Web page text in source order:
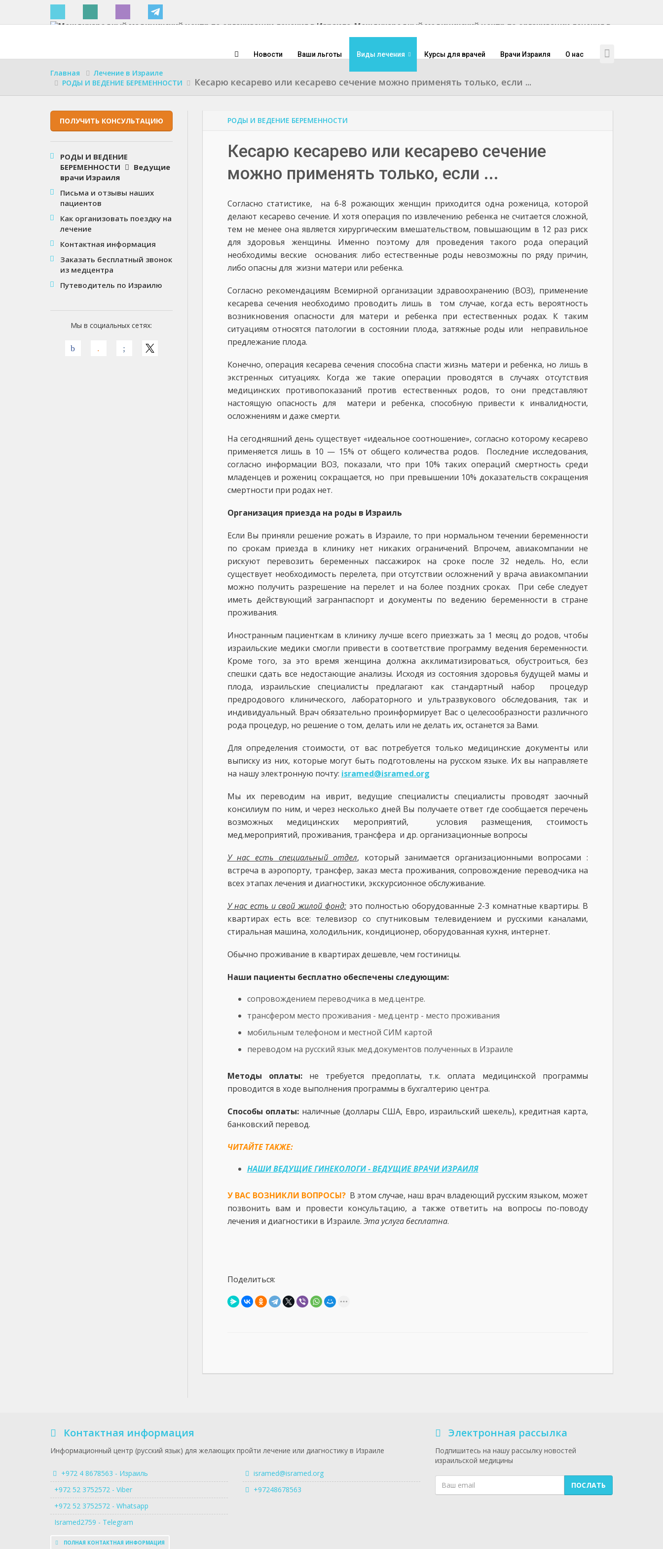
Международный медицинский центр по организации лечения в
Новости Ваши льготы Виды лечения Курсы для врачей Врачи Израиля О нас
Главная
Лечение в Израиле
РОДЫ И ВЕДЕНИЕ БЕРЕМЕННОСТИ
Кесарю кесарево или кесарево сечение можно применять только, если ...
ПОЛУЧИТЬ КОНСУЛЬТАЦИЮ
РОДЫ И ВЕДЕНИЕ
БЕРЕМЕННОСТИ
Ведущие
врачи Израиля
Письма и отзывы наших
пациентов
Как организовать поездку на
лечение
Контактная информация
Заказать бесплатный звонок
из медцентра
Путеводитель по Израилю
Мы в социальных сетях:
РОДЫ И ВЕДЕНИЕ БЕРЕМЕННОСТИ
Кесарю кесарево или кесарево сечение
можно применять только, если ...
Согласно статистике, на 6-8 рожающих женщин приходится одна роженица, которой
делают кесарево сечение. И хотя операция по извлечению ребенка не считается сложной,
тем не менее она является хирургическим вмешательством, повышающим в 12 раз риск
для здоровья женщины. Именно поэтому для проведения такого рода операций
необходимы веские основания: либо естественные роды невозможны по ряду причин,
либо опасны для жизни матери или ребенка.
Согласно рекомендациям Всемирной организации здравоохранению (ВОЗ), применение
кесарева сечения необходимо проводить лишь в том случае, когда есть вероятность
возникновения опасности для матери и ребенка при естественных родах. К таким
ситуациям относятся патологии в состоянии плода, затяжные роды или неправильное
предлежание плода.
Конечно, операция кесарева сечения способна спасти жизнь матери и ребенка, но лишь в
экстренных ситуациях. Когда же такие операции проводятся в случаях отсутствия
медицинских противопоказаний против естественных родов, то они представляют
настоящую опасность для матери и ребенка, способную привести к инвалидности,
осложнениям и даже смерти.
На сегодняшний день существует «идеальное соотношение», согласно которому кесарево
применяется лишь в 10 — 15% от общего количества родов. Последние исследования,
согласно информации ВОЗ, показали, что при 10% таких операций смертность среди
младенцев и рожениц сокращается, но при превышении 10% доказательств сокращения
смертности при родах нет.
Организация приезда на роды в Израиль
Если Вы приняли решение рожать в Израиле, то при нормальном течении беременности
по срокам приезда в клинику нет никаких ограничений. Впрочем, авиакомпании не
рискуют перевозить беременных пассажирок на сроке после 32 недель. Но, если
существует необходимость перелета, при отсутствии осложнений у врача авиакомпании
можно получить разрешение на перелет и на более поздних сроках. При себе следует
иметь действующий загранпаспорт и документы по ведению беременности в стране
проживания.
Иностранным пациенткам в клинику лучше всего приезжать за 1 месяц до родов, чтобы
израильские медики смогли привести в соответствие программу ведения беременности.
Кроме того, за это время женщина должна акклиматизироваться, обустроиться, без
спешки сдать все недостающие анализы. Исходя из состояния здоровья будущей мамы и
плода, израильские специалисты предлагают как стандартный набор процедур
предродового клинического, лабораторного и ультразвукового обследования, так и
индивидуальный. Врач обязательно проинформирует Вас о целесообразности различного
рода процедур, но решение о том, делать или не делать их, останется за Вами.
Для определения стоимости, от вас потребуется только медицинские документы или
выписку из них, которые могут быть подготовлены на русском языке. Их вы направляете
на нашу электронную почту: isramed@isramed.org
Мы их переводим на иврит, ведущие специалисты специалисты проводят заочный
консилиум по ним, и через несколько дней Вы получаете ответ где сообщается перечень
возможных медицинских мероприятий, условия размещения, стоимость
мед.мероприятий, проживания, трансфера и др. организационные вопросы
У нас есть специальный отдел, который занимается организационными вопросами :
встреча в аэропорту, трансфер, заказ места проживания, сопровождение переводчика на
всех этапах лечения и диагностики, экскурсионное обслуживание.
У нас есть и свой жилой фонд:это полностью оборудованные 2-3 комнатные квартиры. В
квартирах есть все: телевизор со спутниковым телевидением и русскими каналами,
стиральная машина, холодильник, кондиционер, оборудованная кухня, интернет.
Обычно проживание в квартирах дешевле, чем гостиницы.
Наши пациенты бесплатно обеспечены следующим:
сопровождением переводчика в мед.центре.
трансфером место проживания - мед.центр - место проживания
мобильным телефоном и местной СИМ картой
переводом на русский язык мед.документов полученных в Израиле
Методы оплаты:не требуется предоплаты, т.к. оплата медицинской программы
проводится в ходе выполнения программы в бухгалтерию центра.
Способы оплаты: наличные (доллары США, Евро, израильский шекель), кредитная карта,
банковский перевод.
ЧИТАЙТЕ ТАКЖЕ:
НАШИ ВЕДУЩИЕ ГИНЕКОЛОГИ - ВЕДУЩИЕ ВРАЧИ ИЗРАИЛЯ
У ВАС ВОЗНИКЛИ ВОПРОСЫ? В этом случае, наш врач владеющий русским языком, может
позвонить вам и провести консультацию, а также ответить на вопросы по-поводу
лечения и диагностики в Израиле. Эта услуга бесплатна.
Поделиться:
Контактная информация
Информационный центр (русский язык) для желающих пройти лечение или диагностику в Израиле
+972 4 8678563 - Израиль
+972 52 3752572 - Viber
+972 52 3752572 - Whatsapp
Isramed2759 - Telegram
isramed@isramed.org
+97248678563
ПОЛНАЯ КОНТАКТНАЯ ИНФОРМАЦИЯ
Электронная рассылка
Подпишитесь на нашу рассылку новостей
израильской медицины
ПОСЛАТЬ